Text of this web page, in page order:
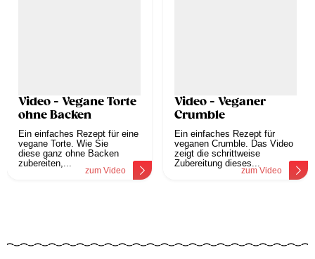
Video - Vegane Torte
ohne Backen
Ein einfaches Rezept für eine
vegane Torte. Wie Sie
diese ganz ohne Backen
zubereiten,...
zum Video
Video - Veganer
Crumble
Ein einfaches Rezept für
veganen Crumble. Das Video
zeigt die schrittweise
Zubereitung dieses...
zum Video